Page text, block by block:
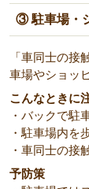
③ 駐車場・
「車同士の
車場やショッ
こんなときに
・バックで駐
・駐車場内を
・車同士の接
予防策